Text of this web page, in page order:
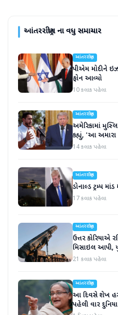
આંતરરાષ્ટ્રીયના વધુ સમાચાર
આંતરરાષ્ટ્રીય
પીએમ મોદીને
ફોન આવ્યો
10 કલાક પહેલા
આંતરરાષ્ટ્રીય
અમેરિકામાં
કહ્યું, 'આ અમારા
14 કલાક પહેલા
આંતરરાષ્ટ્રીય
ડોનાલ્ડ ટ્રમ્પ
17 કલાક પહેલા
આંતરરાષ્ટ્રીય
ઉત્તર કોરિયાએ
મિસાઇલ આપી,
21 કલાક પહેલા
આંતરરાષ્ટ્રીય
આ દિવસે શેખ
પહેલી વાર